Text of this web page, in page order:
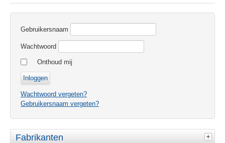
Gebruikersnaam
Wachtwoord
Onthoud mij
Wachtwoord vergeten?
Gebruikersnaam vergeten?
Fabrikanten